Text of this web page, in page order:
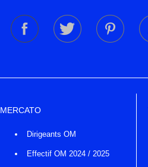
MERCATO
Dirigeants OM
Effectif OM 2024 / 2025